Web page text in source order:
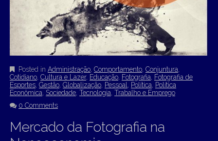
Posted in Administração, Comportamento, Conjuntura,
Cotidiano, Cultura e Lazer, Educação, Fotografia, Fotografia de
Esportes, Gestão, Globalização, Pessoal, Política, Política
Econômica, Sociedade, Tecnologia, Trabalho e Emprego
0 Comments
Mercado da Fotografia na